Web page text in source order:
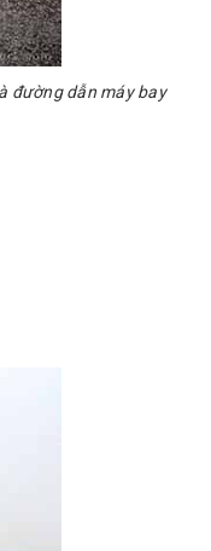
đường dẫn máy bay